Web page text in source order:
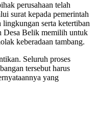
perusahaan telah
surat kepada pemerintah
lingkungan serta ketertiban
Desa Belik memilih untuk
keberadaan tambang.
Seluruh proses
tersebut harus
yang